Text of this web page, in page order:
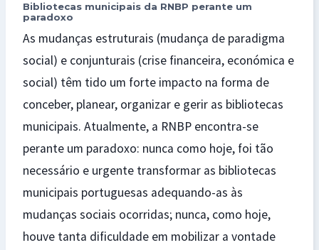
Bibliotecas municipais da RNBP perante um
paradoxo
As mudanças estruturais (mudança de paradigma
social) e conjunturais (crise financeira, económica e
social) têm tido um forte impacto na forma de
conceber, planear, organizar e gerir as bibliotecas
municipais. Atualmente, a RNBP encontra-se
perante um paradoxo: nunca como hoje, foi tão
necessário e urgente transformar as bibliotecas
municipais portuguesas adequando-as às
mudanças sociais ocorridas; nunca, como hoje,
houve tanta dificuldade em mobilizar a vontade